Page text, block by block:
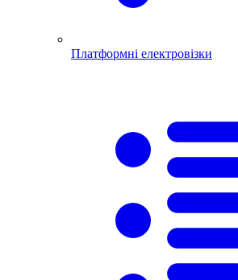
Платформні електровізки